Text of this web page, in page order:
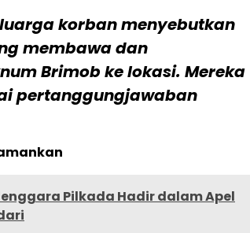
korban menyebutkan
membawa dan
Brimob ke lokasi. Mereka
pertanggungjawaban
Pilkada Hadir dalam Apel